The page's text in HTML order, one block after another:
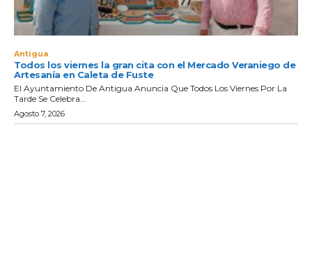
Antigua
Todos los viernes la gran cita con el Mercado Veraniego de
Artesanía en Caleta de Fuste
El Ayuntamiento De Antigua Anuncia Que Todos Los Viernes Por La
Tarde Se Celebra...
Agosto 7, 2026